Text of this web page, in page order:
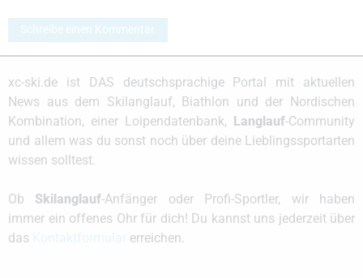
Schreibe einen Kommentar
xc-ski.de ist DAS deutschsprachige Portal mit aktuellen
News aus dem Skilanglauf, Biathlon und der Nordischen
Kombination, einer Loipendatenbank,
Langlauf-Community
und allem was du sonst noch über deine Lieblingssportarten
wissen solltest.
Ob Skilanglauf-Anfänger oder Profi-Sportler, wir haben
immer ein offenes Ohr für dich! Du kannst uns jederzeit über
das
erreichen.